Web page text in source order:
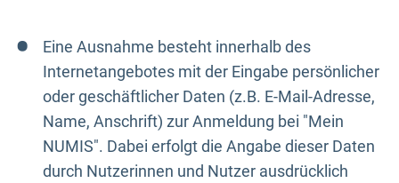
Eine Ausnahme besteht innerhalb des
Internetangebotes mit der Eingabe persönlicher
oder geschäftlicher Daten (z.B. E-Mail-Adresse,
Name, Anschrift) zur Anmeldung bei "Mein
NUMIS". Dabei erfolgt die Angabe dieser Daten
durch Nutzerinnen und Nutzer ausdrücklich